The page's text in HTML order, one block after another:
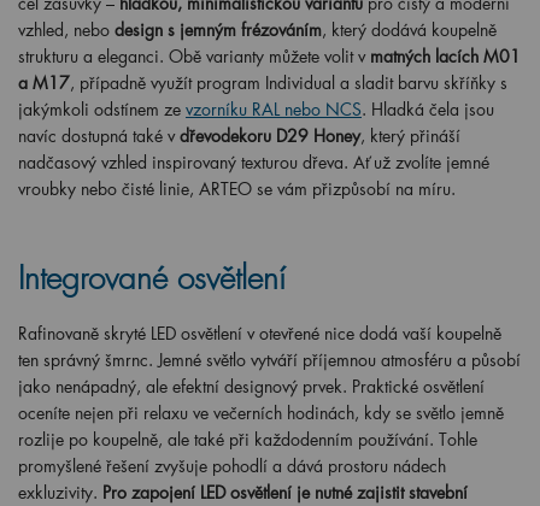
vzhled, nebo design s jemným frézováním, který dodává koupelně
strukturu a eleganci. Obě varianty můžete volit v matných lacích M01
a M17, případně využít program Individual a sladit barvu skříňky s
jakýmkoli odstínem ze vzorníku RAL nebo NCS. Hladká čela jsou
navíc dostupná také v dřevodekoru D29 Honey, který přináší
nadčasový vzhled inspirovaný texturou dřeva. Ať už zvolíte jemné
vroubky nebo čisté linie, ARTEO se vám přizpůsobí na míru.
Integrované osvětlení
Rafinovaně skryté LED osvětlení v otevřené nice dodá vaší koupelně
ten správný šmrnc. Jemné světlo vytváří příjemnou atmosféru a působí
jako nenápadný, ale efektní designový prvek. Praktické osvětlení
oceníte nejen při relaxu ve večerních hodinách, kdy se světlo jemně
rozlije po koupelně, ale také při každodenním používání. Tohle
promyšlené řešení zvyšuje pohodlí a dává prostoru nádech
exkluzivity. Pro zapojení LED osvětlení je nutné zajistit stavební